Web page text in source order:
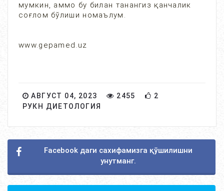
мумкин, аммо бу билан танангиз қанчалик
соғлом бўлиши номаълум.
www.gepamed.uz
АВГУСТ 04, 2023 2455
2
РУКН ДИЕТОЛОГИЯ
Facebook даги сахифамизга қўшилишни
унутманг.